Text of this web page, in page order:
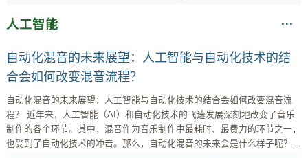
人工智能
自动化混音的未来展望：人工智能与自动化技术的结
合会如何改变混音流程？
自动化混音的未来展望：人工智能与自动化技术的结合会如何改变混音流
程？ 近年来，人工智能（AI）和自动化技术的飞速发展深刻地改变了音乐
制作的各个环节。其中，混音作为音乐制作中最耗时、最费力的环节之一，
也受到了自动化技术的冲击。那么，自动化混音的未来会是什么样子呢？人